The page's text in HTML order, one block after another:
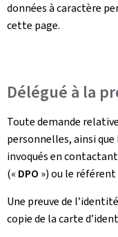
données à caractère
cette page.
Délégué à la
Toute demande
personnelles, ainsi
invoqués en
(« DPO ») ou le référent
Une preuve de
copie de la carte